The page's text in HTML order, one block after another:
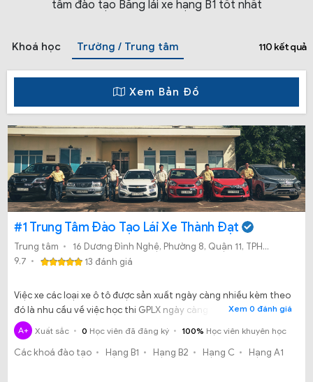
tâm đào tạo Bằng lái xe hạng B1 tốt nhất
Khoá học Trường / Trung tâm 110 kết quả
Xem Bản Đồ
#1 Trung Tâm Đào Tạo Lái Xe Thành Đạt
Trung tâm
16 Dương Đình Nghệ, Phường 8, Quận 11, TPHCM
9.7
13 đánh giá
Việc xe các loại xe ô tô được sản xuất ngày càng nhiều kèm theo
đó là nhu cầu về việc học thi GPLX ngày càng tăng. Bạn tìm mãi
mà bạn vẫn không biết trung tâm nào dạy học lái xe uy tín, chất
lượng. Bạn tình cờ biết đến Trung tâm đào tạo lái xe Thành Đạt,
thế nhưng liệu học lái xe ở thành Đạt có ổn không?
Xem 0 đánh giá
A+ Xuất sắc 0 Học viên đã đăng ký 100% Học viên khuyên học
Các khoá đào tạo Hạng B1 Hạng B2 Hạng C Hạng A1